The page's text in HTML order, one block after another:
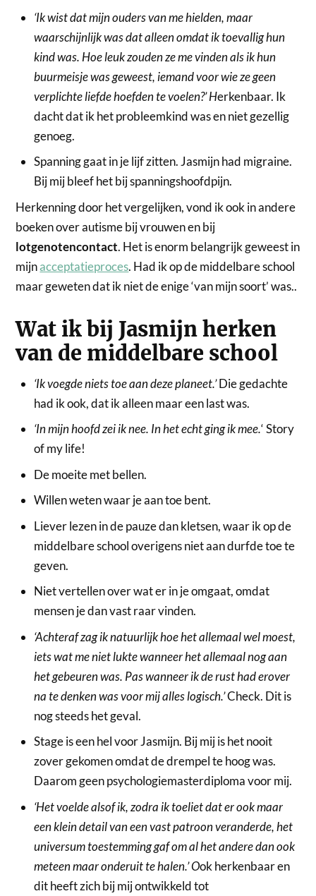
‘Ik wist dat mijn ouders van me hielden, maar
waarschijnlijk was dat alleen omdat ik toevallig hun
kind was. Hoe leuk zouden ze me vinden als ik hun
buurmeisje was geweest, iemand voor wie ze geen
verplichte liefde hoefden te voelen?’Herkenbaar. Ik
dacht dat ik het probleemkind was en niet gezellig
genoeg.
Spanning gaat in je lijf zitten. Jasmijn had migraine.
Bij mij bleef het bij spanningshoofdpijn.
Herkenning door het vergelijken, vond ik ook in andere
boeken over autisme bij vrouwen en bij
lotgenotencontact. Het is enorm belangrijk geweest in
mijnacceptatieproces. Had ik op de middelbare school
maar geweten dat ik niet de enige ‘van mijn soort’ was..
Wat ik bij Jasmijn herken
van de middelbare school
‘Ik voegde niets toe aan deze planeet.’Die gedachte
had ik ook, dat ik alleen maar een last was.
‘In mijn hoofd zei ik nee. In het echt ging ik mee.‘ Story
of my life!
De moeite met bellen.
Willen weten waar je aan toe bent.
Liever lezen in de pauze dan kletsen, waar ik op de
middelbare school overigens niet aan durfde toe te
geven.
Niet vertellen over wat er in je omgaat, omdat
mensen je dan vast raar vinden.
‘Achteraf zag ik natuurlijk hoe het allemaal wel moest,
iets wat me niet lukte wanneer het allemaal nog aan
het gebeuren was. Pas wanneer ik de rust had erover
na te denken was voor mij alles logisch.’Check. Dit is
nog steeds het geval.
Stage is een hel voor Jasmijn. Bij mij is het nooit
zover gekomen omdat de drempel te hoog was.
Daarom geen psychologiemasterdiploma voor mij.
‘Het voelde alsof ik, zodra ik toeliet dat er ook maar
een klein detail van een vast patroon veranderde, het
universum toestemming gaf om al het andere dan ook
meteen maar onderuit te halen.’ Ook herkenbaar en
dit heeft zich bij mij ontwikkeld tot